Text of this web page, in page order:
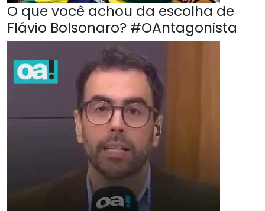
O que você achou da escolha de
Flávio Bolsonaro? #OAntagonista